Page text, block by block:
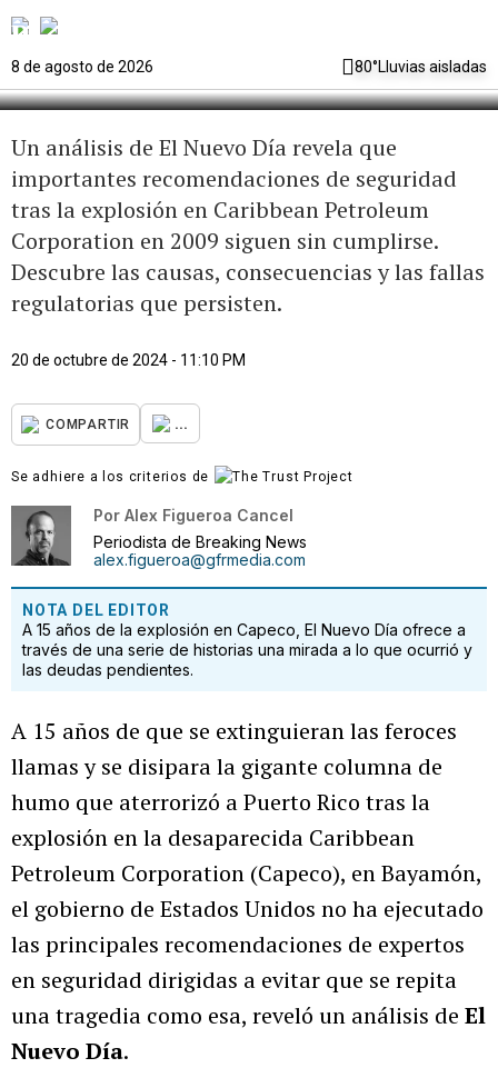
8 de agosto de 2026 80°Lluvias aisladas
Rico
Un análisis de El Nuevo Día revela que
importantes recomendaciones de seguridad
tras la explosión en Caribbean Petroleum
Corporation en 2009 siguen sin cumplirse.
Descubre las causas, consecuencias y las fallas
regulatorias que persisten.
20 de octubre de 2024 - 11:10 PM
COMPARTIR ...
Se adhiere a los criterios de
Por Alex Figueroa Cancel
Periodista de Breaking News
alex.figueroa@gfrmedia.com
NOTA DEL EDITOR
A 15 años de la explosión en Capeco, El Nuevo Día ofrece a
través de una serie de historias una mirada a lo que ocurrió y
las deudas pendientes.
A 15 años de que se extinguieran las feroces
llamas y se disipara la gigante columna de
humo que aterrorizó a Puerto Rico tras la
explosión en la desaparecida Caribbean
Petroleum Corporation (Capeco), en Bayamón,
el gobierno de Estados Unidos no ha ejecutado
las principales recomendaciones de expertos
en seguridad dirigidas a evitar que se repita
una tragedia como esa, reveló un análisis de El
Nuevo Día.